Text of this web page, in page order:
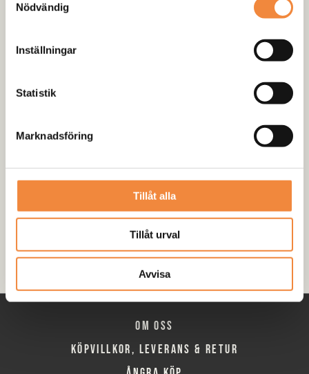
Nödvändig
Inställningar
Statistik
Marknadsföring
Tillåt alla
Tillåt urval
Avvisa
Produktkategorier
M/T Däck
Märkesspecifika bildelar
Om oss
Köpvillkor, leverans & retur